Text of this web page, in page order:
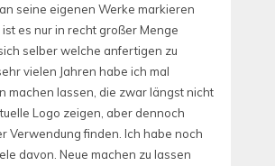
seine eigenen Werke markieren
es nur in recht großer Menge
selber welche anfertigen zu
vielen Jahren habe ich mal
machen lassen, die zwar längst nicht
Logo zeigen, aber dennoch
Verwendung finden. Ich habe noch
davon. Neue machen zu lassen